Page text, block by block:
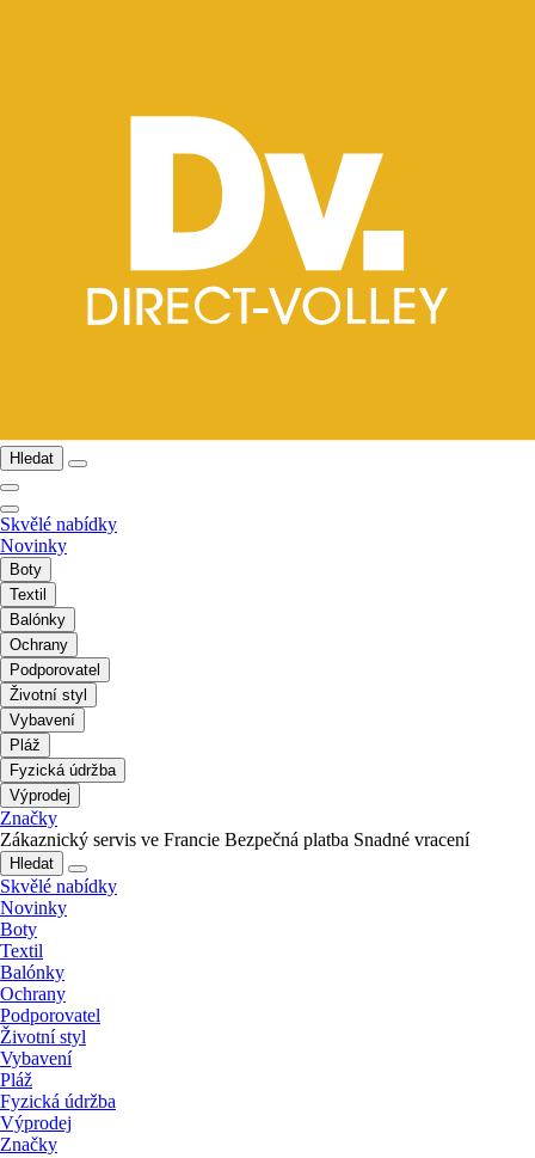
Hledat
Skvělé nabídky
Novinky
Boty
Textil
Balónky
Ochrany
Podporovatel
Životní styl
Vybavení
Pláž
Fyzická údržba
Výprodej
Značky
Zákaznický servis ve Francie Bezpečná platba Snadné vracení
Hledat
Skvělé nabídky
Novinky
Boty
Textil
Balónky
Ochrany
Podporovatel
Životní styl
Vybavení
Pláž
Fyzická údržba
Výprodej
Značky